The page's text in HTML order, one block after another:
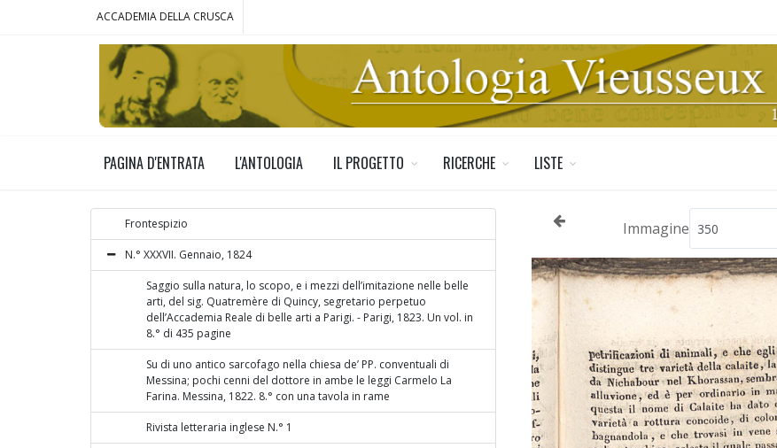
ACCADEMIA DELLA CRUSCA
PAGINA D'ENTRATA L'ANTOLOGIA IL PROGETTO RICERCHE LISTE
Frontespizio
N.° XXXVII. Gennaio, 1824
Saggio sulla natura, lo scopo, e i mezzi dell’imitazione nelle belle
arti, del sig. Quatremère di Quincy, segretario perpetuo
dell’Accademia Reale di belle arti a Parigi. - Parigi, 1823. Un vol. in
8.° di 435 pagine
Su di uno antico sarcofago nella chiesa de’ PP. conventuali di
Messina; pochi cenni del dottore in ambe le leggi Carmelo La
Farina. Messina, 1822. 8.° con una tavola in rame
Rivista letteraria inglese N.° 1
Immagine